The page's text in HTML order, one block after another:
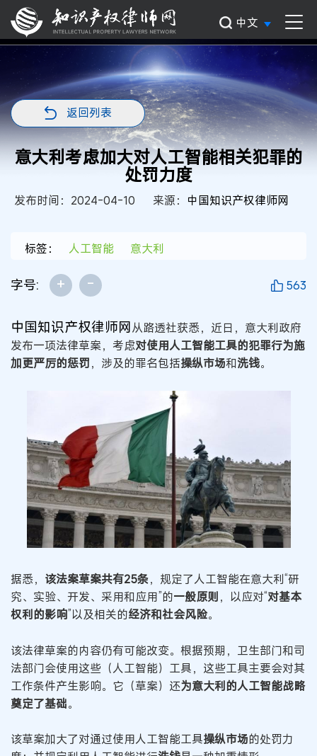
中文
返回列表
意大利考虑加大对人工智能相关犯罪的
处罚力度
发布时间：2024-04-10 来源： 中国知识产权律师网
标签： 人工智能 意大利
字号: + - 563
中国知识产权律师网从路透社获悉，近日，意大利政府
发布一项法律草案，考虑对使用人工智能工具的犯罪行为施
加更严厉的惩罚，涉及的罪名包括操纵市场和洗钱。
据悉， 该法案草案共有25条，规定了人工智能在意大利“研
究、实验、开发、采用和应用”的一般原则，以应对“对基本
权利的影响”以及相关的经济和社会风险。
该法律草案的内容仍有可能改变。根据预期，卫生部门和司
法部门会使用这些（人工智能）工具，这些工具主要会对其
工作条件产生影响。它（草案）还为意大利的人工智能战略
奠定了基础。
该草案加大了对通过使用人工智能工具操纵市场的处罚力